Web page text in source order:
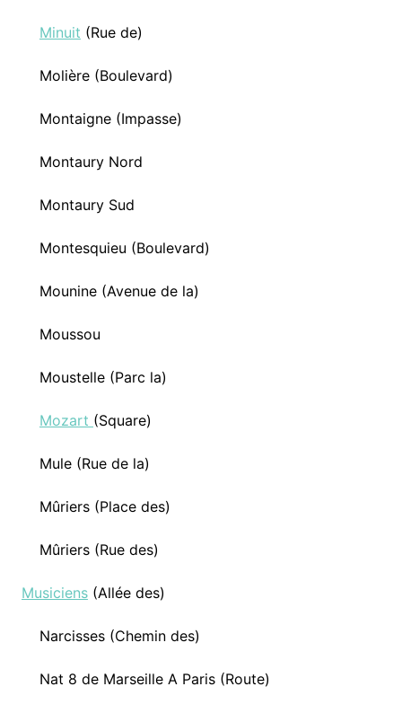
Minuit (Rue de)
Molière (Boulevard)
Montaigne (Impasse)
Montaury Nord
Montaury Sud
Montesquieu (Boulevard)
Mounine (Avenue de la)
Moussou
Moustelle (Parc la)
Mozart (Square)
Mule (Rue de la)
Mûriers (Place des)
Mûriers (Rue des)
Musiciens(Allée des)
Narcisses (Chemin des)
Nat 8 de Marseille A Paris (Route)